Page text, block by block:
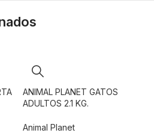
ANIMAL PLANET GATOS
ADULTOS 2.1 KG.
Animal Planet